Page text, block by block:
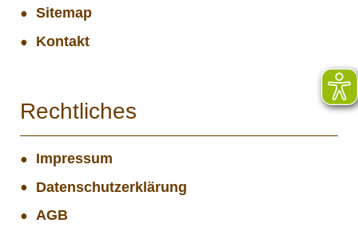
Sitemap
Kontakt
Rechtliches
Impressum
Datenschutzerklärung
AGB